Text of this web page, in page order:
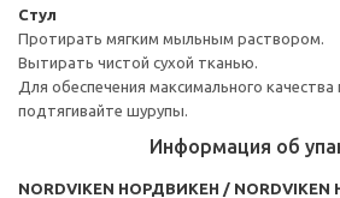
Стул
Протирать мягким мыльным раствором.
Вытирать чистой сухой тканью.
Для обеспечения максимального
подтягивайте шурупы.
Информация об
NORDVIKEN НОРДВИКЕН /